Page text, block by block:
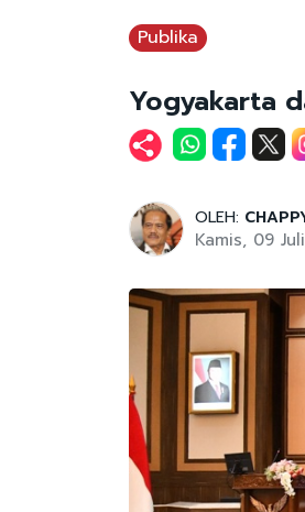
Publika
Yogyakarta
OLEH:
Kamis, 09